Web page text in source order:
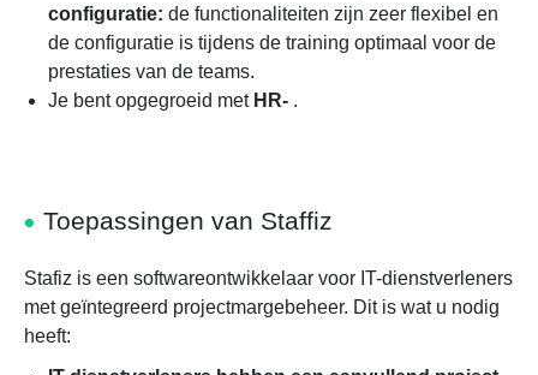
configuratie: de functionaliteiten zijn zeer flexibel en
de configuratie is tijdens de training optimaal voor de
prestaties van de teams.
Je bent opgegroeid met HR- .
Toepassingen van Staffiz
Stafiz is een softwareontwikkelaar voor IT-dienstverleners
met geïntegreerd projectmargebeheer. Dit is wat u nodig
heeft: